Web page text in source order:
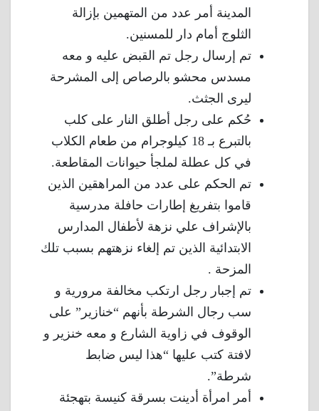
المدينة أمر عدد من المتهمين بإزالة
الثلوج أمام دار للمسنين.
تم إرسال رجل تم القبض عليه و معه
مسدس محشو بالرصاص إلى المشرحة
ليرى الجثث.
حُكم على رجل أطلق النار على كلب
بالتبرع بـ 18 كيلوجرام من طعام الكلاب
في كل عطلة لملجأ حيوانات المقاطعة.
تم الحكم على عدد من المراهقين الذين
قاموا بتفريغ إطارات حافلة مدرسية
بالإشراف علي نزهة لأطفال المدارس
الابتدائية الذين تم إلغاء نزهتهم بسبب تلك
المزحة .
تم إجبار رجل ارتكب مخالفة مرورية و
سب رجال الشرطة بأنهم “خنازير” على
الوقوف في زاوية الشارع و معه خنزير و
لافتة كتب عليها “هذا ليس ضابط
شرطة”.
أمر امرأة أدينت بسرقة كنيسة بتهجئة